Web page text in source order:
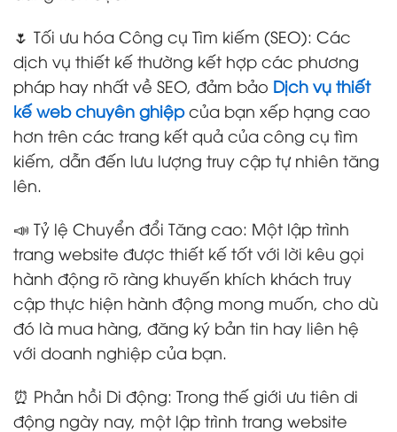
🌷 Tối ưu hóa Công cụ Tìm kiếm (SEO): Các
dịch vụ thiết kế thường kết hợp các phương
pháp hay nhất về SEO, đảm bảo Dịch vụ thiết
kế web chuyên ghiệpcủa bạn xếp hạng cao
hơn trên các trang kết quả của công cụ tìm
kiếm, dẫn đến lưu lượng truy cập tự nhiên tăng
lên.
📣 Tỷ lệ Chuyển đổi Tăng cao: Một lập trình
trang website được thiết kế tốt với lời kêu gọi
hành động rõ ràng khuyến khích khách truy
cập thực hiện hành động mong muốn, cho dù
đó là mua hàng, đăng ký bản tin hay liên hệ
với doanh nghiệp của bạn.
⏰ Phản hồi Di động: Trong thế giới ưu tiên di
động ngày nay, một lập trình trang website